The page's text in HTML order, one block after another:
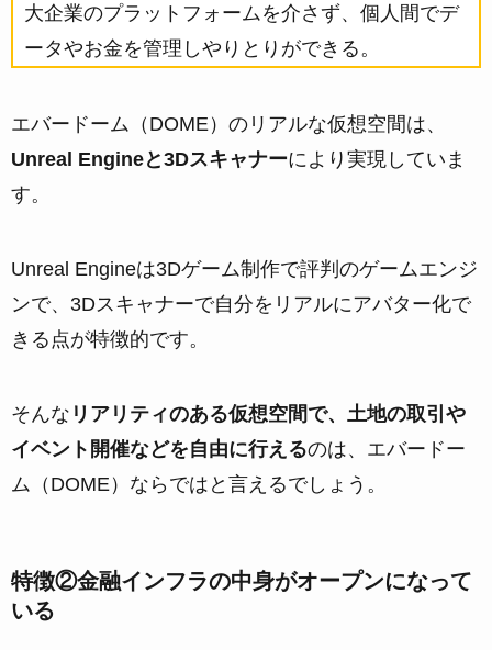
大企業のプラットフォームを介さず、個人間でデ
ータやお金を管理しやりとりができる。
エバードーム（DOME）のリアルな仮想空間は、
Unreal Engineと3Dスキャナーにより実現していま
す。
Unreal Engineは3Dゲーム制作で評判のゲームエンジ
ンで、3Dスキャナーで自分をリアルにアバター化で
きる点が特徴的です。
そんな リアリティのある仮想空間で、土地の取引や
イベント開催などを自由に行えるのは、エバードー
ム（DOME）ならではと言えるでしょう。
特徴②金融インフラの中身がオープンになって
いる